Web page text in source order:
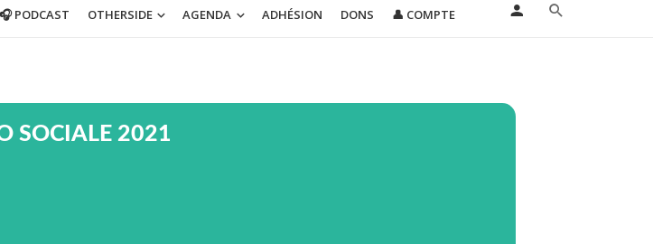
🎧 PODCAST OTHERSIDE AGENDA ADHÉSION DONS 👤 COMPTE
SOCIALE 2021